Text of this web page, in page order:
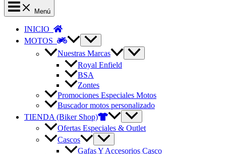
Menú
INICIO
MOTOS
Nuestras Marcas
Royal Enfield
BSA
Zontes
Promociones Especiales Motos
Buscador motos personalizado
TIENDA (Biker Shop)
Ofertas Especiales & Outlet
Cascos
Gafas Y Accesorios Casco